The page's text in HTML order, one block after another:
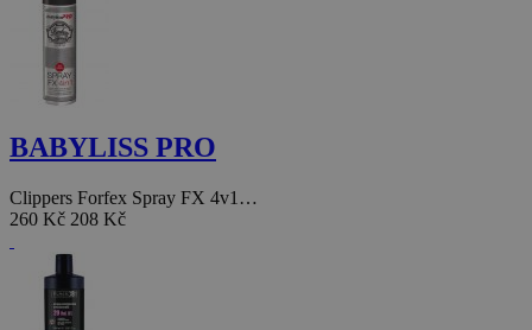
BABYLISS PRO
Clippers Forfex Spray FX 4v1…
260 Kč 208 Kč